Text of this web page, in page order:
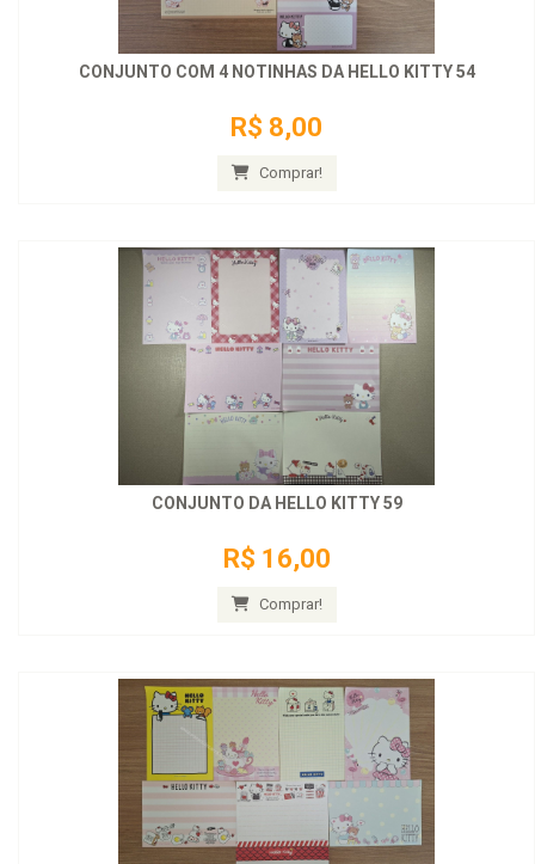
CONJUNTO COM 4 NOTINHAS DA HELLO KITTY 54
R$ 8,00
Comprar!
CONJUNTO DA HELLO KITTY 59
R$ 16,00
Comprar!